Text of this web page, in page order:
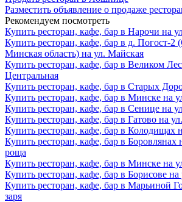
Разместить объявление о продаже
Рекомендуем посмотреть
Купить ресторан, кафе, бар в Нарочи на
Купить ресторан, кафе, бар в д. Погост-2
Минская область) на ул. Майская
Купить ресторан, кафе, бар в Великом
Центральная
Купить ресторан, кафе, бар в Старых
Купить ресторан, кафе, бар в Минске на
Купить ресторан, кафе, бар в Сенице на
Купить ресторан, кафе, бар в Гатово на
Купить ресторан, кафе, бар в Колодищах
Купить ресторан, кафе, бар в Боровлянах
роща
Купить ресторан, кафе, бар в Минске на
Купить ресторан, кафе, бар в Борисове на
Купить ресторан, кафе, бар в Марьиной
заря